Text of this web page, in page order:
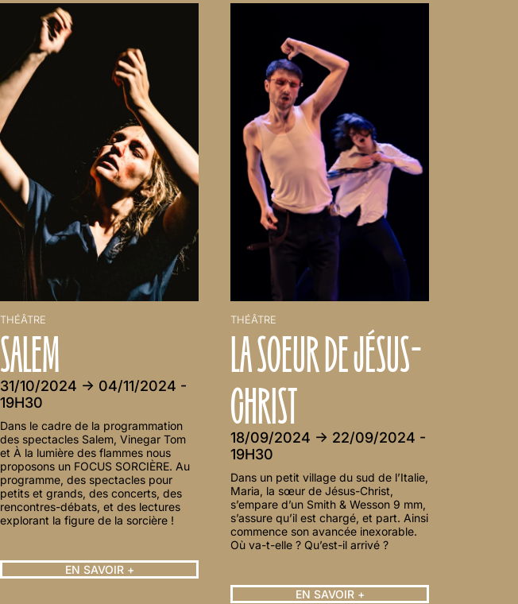
THÉÂTRE
SALEM
31/10/2024 → 04/11/2024 -
19H30
Dans le cadre de la programmation
des spectacles Salem, Vinegar Tom
et À la lumière des flammes nous
proposons un FOCUS SORCIÈRE. Au
programme, des spectacles pour
petits et grands, des concerts, des
rencontres-débats, et des lectures
explorant la figure de la sorcière !
EN SAVOIR +
THÉÂTRE
LA SOEUR DE JÉSUS-
CHRIST
18/09/2024 → 22/09/2024 -
19H30
Dans un petit village du sud de l’Italie,
Maria, la sœur de Jésus-Christ,
s’empare d’un Smith & Wesson 9 mm,
s’assure qu’il est chargé, et part. Ainsi
commence son avancée inexorable.
Où va-t-elle ? Qu’est-il arrivé ?
EN SAVOIR +